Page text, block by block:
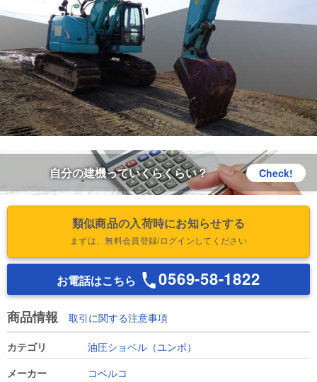
自分の建機っていくらくらい？ Check!
類似商品の入荷時にお知らせする
まずは、無料会員登録/ログインしてください
お電話はこちら 0569-58-1822
商品情報 取引に関する注意事項
カテゴリ
油圧ショベル（ユンボ）
メーカー
コベルコ